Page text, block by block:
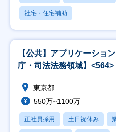
社宅・住宅補助
【公共】アプリケーショ
庁・司法法務領域】<564>
東京都
550万~1100万
正社員採用 土日祝休み